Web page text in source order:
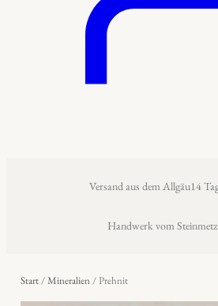
Versand aus dem Allgäu14
Handwerk vom
Start/Mineralien/ Prehnit